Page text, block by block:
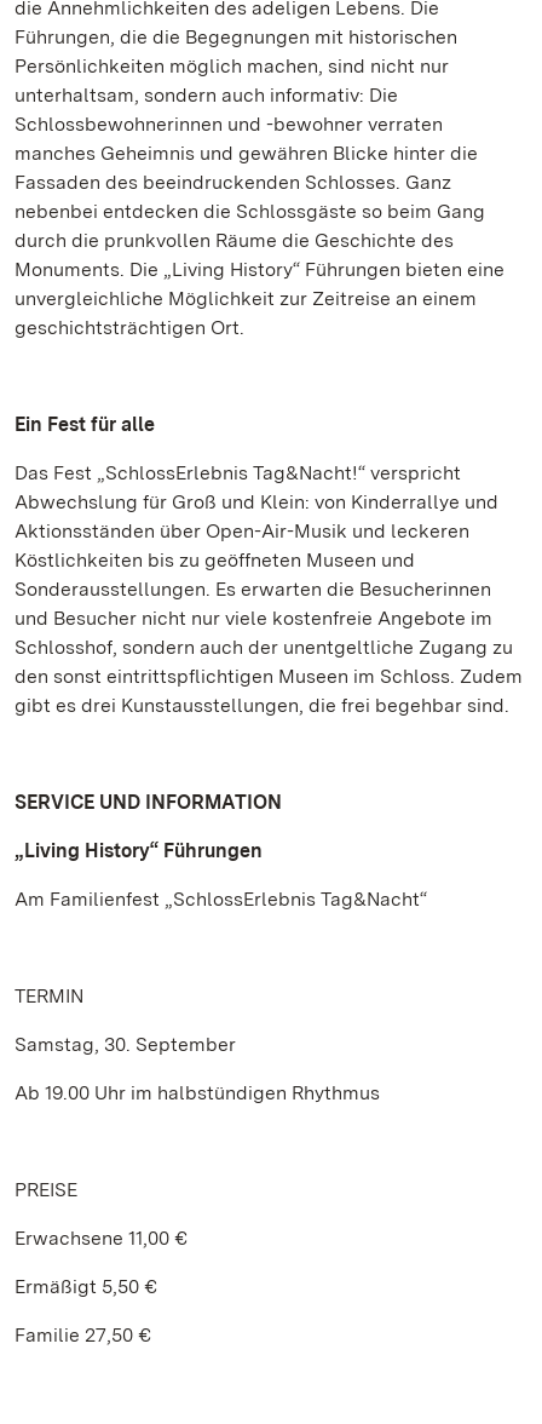
die Annehmlichkeiten des adeligen Lebens. Die
Führungen, die die Begegnungen mit historischen
Persönlichkeiten möglich machen, sind nicht nur
unterhaltsam, sondern auch informativ: Die
Schlossbewohnerinnen und -bewohner verraten
manches Geheimnis und gewähren Blicke hinter die
Fassaden des beeindruckenden Schlosses. Ganz
nebenbei entdecken die Schlossgäste so beim Gang
durch die prunkvollen Räume die Geschichte des
Monuments. Die „Living History“ Führungen bieten eine
unvergleichliche Möglichkeit zur Zeitreise an einem
geschichtsträchtigen Ort.
Ein Fest für alle
Das Fest „SchlossErlebnis Tag&Nacht!“ verspricht
Abwechslung für Groß und Klein: von Kinderrallye und
Aktionsständen über Open-Air-Musik und leckeren
Köstlichkeiten bis zu geöffneten Museen und
Sonderausstellungen. Es erwarten die Besucherinnen
und Besucher nicht nur viele kostenfreie Angebote im
Schlosshof, sondern auch der unentgeltliche Zugang zu
den sonst eintrittspflichtigen Museen im Schloss. Zudem
gibt es drei Kunstausstellungen, die frei begehbar sind.
SERVICE UND INFORMATION
„Living History“ Führungen
Am Familienfest „SchlossErlebnis Tag&Nacht“
TERMIN
Samstag, 30. September
Ab 19.00 Uhr im halbstündigen Rhythmus
PREISE
Erwachsene 11,00 €
Ermäßigt 5,50 €
Familie 27,50 €